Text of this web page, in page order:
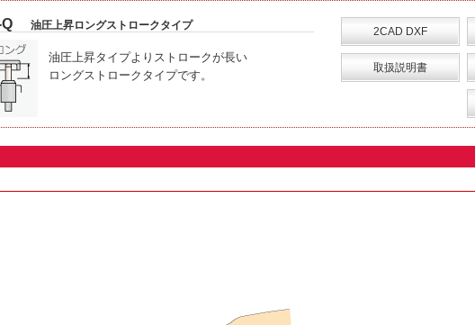
油圧上昇ロングストロークタイプ
油圧上昇タイプよりストロークが長い
ロングストロークタイプです。
2CAD DXF
取扱説明書